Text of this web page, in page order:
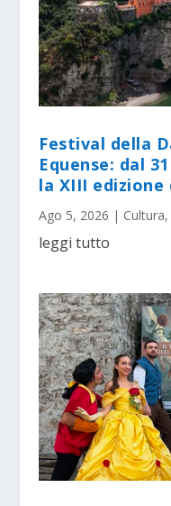
Festival della
Equense: dal
la XIII
Ago 5, 2026 | Cultura,
leggi tutto